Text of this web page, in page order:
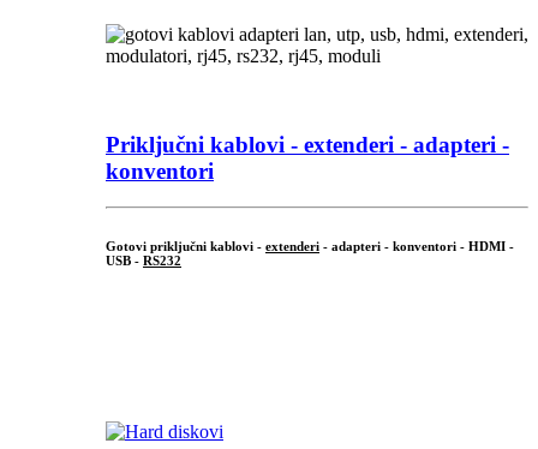
Priključni kablovi - extenderi - adapteri -
konventori
Gotovi priključni kablovi - extenderi - adapteri - konventori - HDMI -
USB - RS232